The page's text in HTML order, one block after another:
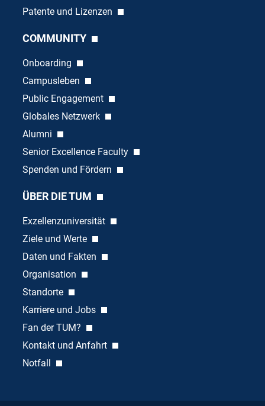
Patente und Lizenzen
COMMUNITY
Onboarding
Campusleben
Public Engagement
Globales Netzwerk
Alumni
Senior Excellence Faculty
Spenden und Fördern
ÜBER DIE TUM
Exzellenzuniversität
Ziele und Werte
Daten und Fakten
Organisation
Standorte
Karriere und Jobs
Fan der TUM?
Kontakt und Anfahrt
Notfall